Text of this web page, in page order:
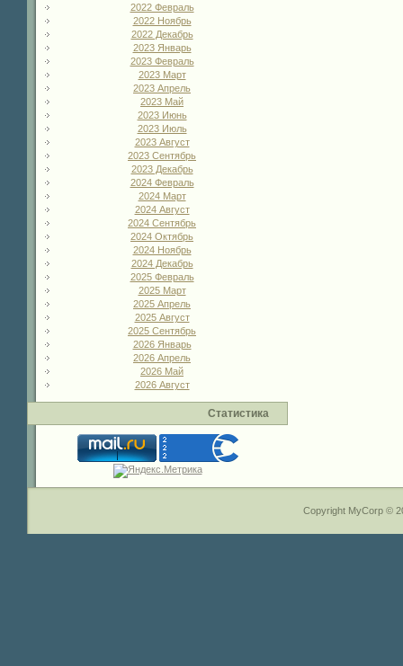
2022 Февраль
2022 Ноябрь
2022 Декабрь
2023 Январь
2023 Февраль
2023 Март
2023 Апрель
2023 Май
2023 Июнь
2023 Июль
2023 Август
2023 Сентябрь
2023 Декабрь
2024 Февраль
2024 Март
2024 Август
2024 Сентябрь
2024 Октябрь
2024 Ноябрь
2024 Декабрь
2025 Февраль
2025 Март
2025 Апрель
2025 Август
2025 Сентябрь
2026 Январь
2026 Апрель
2026 Май
2026 Август
Статистика
Copyright MyCorp ©